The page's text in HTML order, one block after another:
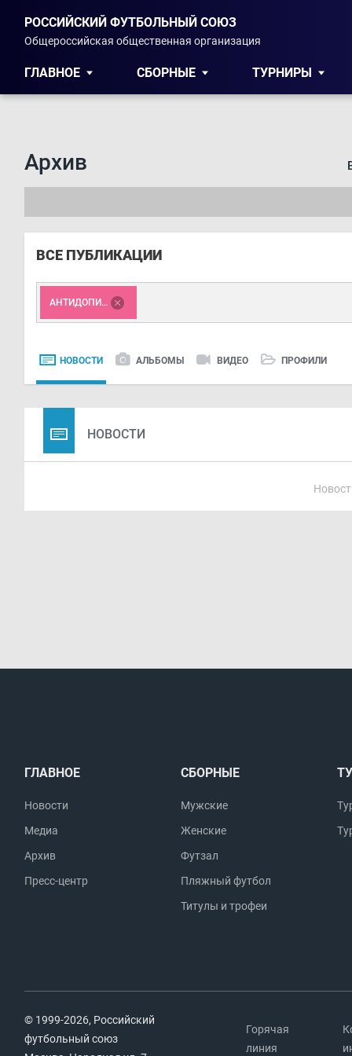
РОССИЙСКИЙ ФУТБОЛЬНЫЙ СОЮЗ
Общероссийская общественная организация
ГЛАВНОЕ СБОРНЫЕ ТУРНИРЫ
Архив
ВСЕ ПУБЛИКАЦИИ
АНТИДОПИНГ
НОВОСТИ АЛЬБОМЫ ВИДЕО ПРОФИЛИ
НОВОСТИ
ГЛАВНОЕ
Новости
Медиа
Архив
Пресс-центр
СБОРНЫЕ
Мужские
Женские
Футзал
Пляжный футбол
Титулы и трофеи
© 1999-2026, Российский
футбольный союз
Горячая
линия